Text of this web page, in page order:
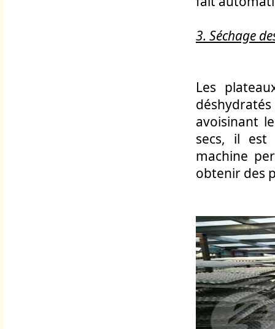
3. Séchage
Les
avoisinant
secs, il est
machine
obtenir des